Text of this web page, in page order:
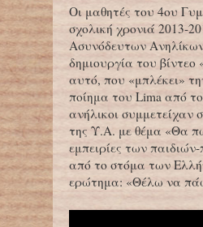
Οι μαθητές του 4ου
σχολική χρονιά 2013-
Ασυνόδευτων
δημιουργία του
αυτό, που «μπλέκει»
ποίημα του Lima από
ανήλικοι
της Υ.Α. με θέμα «Θα πω
εμπειρίες των
από το στόμα των
ερώτημα: «Θέλω να πάω